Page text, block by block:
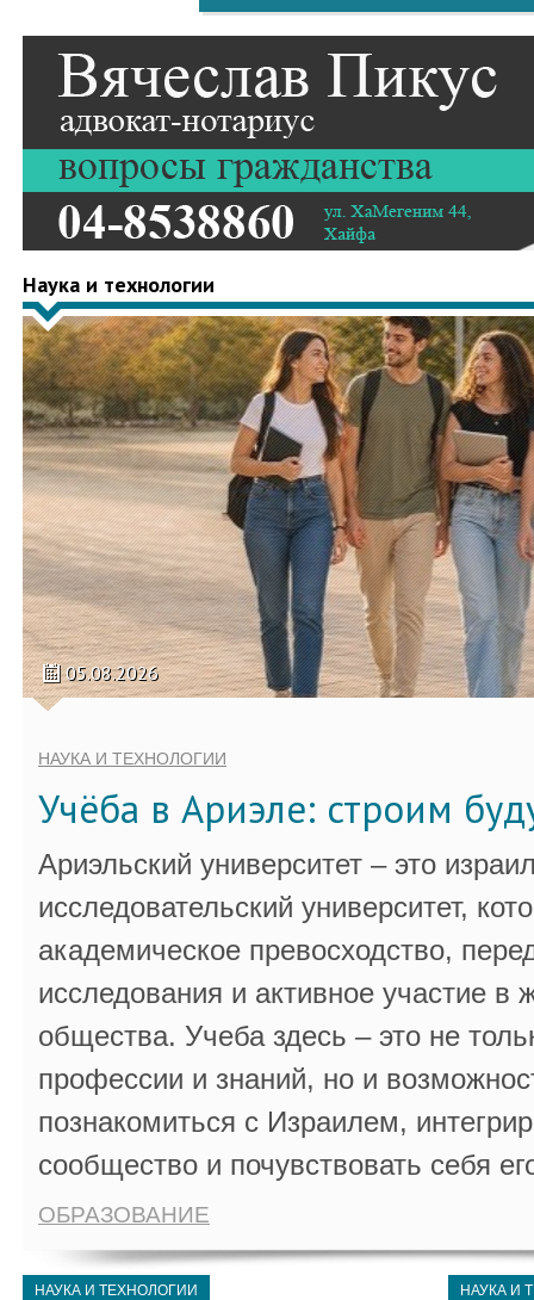
Наука и технологии
05.08.2026
НАУКА И ТЕХНОЛОГИИ
Учёба в Ариэле: строим
Ариэльский университет – это
исследовательский университет,
академическое превосходство,
исследования и активное участие в
общества. Учеба здесь – это не
профессии и знаний, но и
познакомиться с Израилем,
сообщество и почувствовать себя
ОБРАЗОВАНИЕ
НАУКА И ТЕХНОЛОГИИ НАУКА И